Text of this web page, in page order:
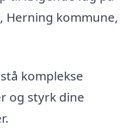
Herning kommune,
komplekse
og styrk dine